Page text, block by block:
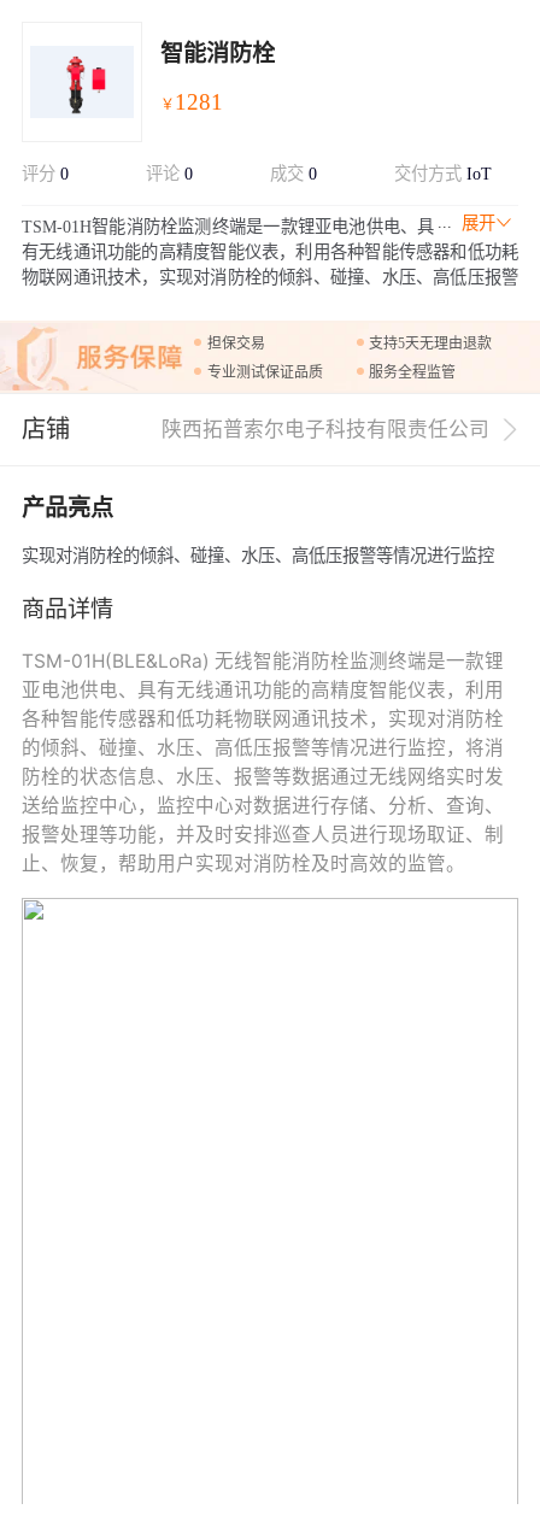
智能消防栓
￥ 1281
评分 0 评论 0 成交 0 交付方式IoT
展开
TSM-01H智能消防栓监测终端是一款锂亚电池供电、具
有无线通讯功能的高精度智能仪表，利用各种智能传感器和低功耗
物联网通讯技术，实现对消防栓的倾斜、碰撞、水压、高低压报警
线网络实时发送给监控中心，监控中心对数据进行存储、分析、查
询、报警处理等功能，并及时安排巡查人员进行现场取证、制止、
恢复，帮助用户实现对消防栓及时高效的监管。
担保交易
支持5天无理由退款
专业测试保证品质
服务全程监管
店铺 陕西拓普索尔电子科技有限责任公司
产品亮点
实现对消防栓的倾斜、碰撞、水压、高低压报警等情况进行监控
商品详情
TSM-01H(BLE&LoRa) 无线智能消防栓监测终端是一款锂
亚电池供电、具有无线通讯功能的高精度智能仪表，利用
各种智能传感器和低功耗物联网通讯技术，实现对消防栓
的倾斜、碰撞、水压、高低压报警等情况进行监控，将消
防栓的状态信息、水压、报警等数据通过无线网络实时发
送给监控中心，监控中心对数据进行存储、分析、查询、
报警处理等功能，并及时安排巡查人员进行现场取证、制
止、恢复，帮助用户实现对消防栓及时高效的监管。